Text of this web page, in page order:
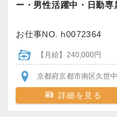
ー・男性活躍中・日勤専
お仕事NO. h0072364
【月給】240,000円
京都府京都市南区久世
詳細を見る